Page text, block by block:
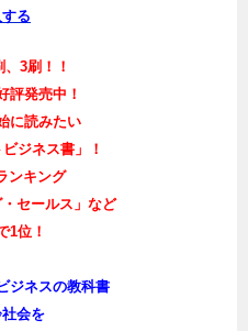
る
3刷！！
評発売中！
に読みたい
ビジネス書」！
ンキング
・セールス」など
1位！
ジネスの教科書
会を